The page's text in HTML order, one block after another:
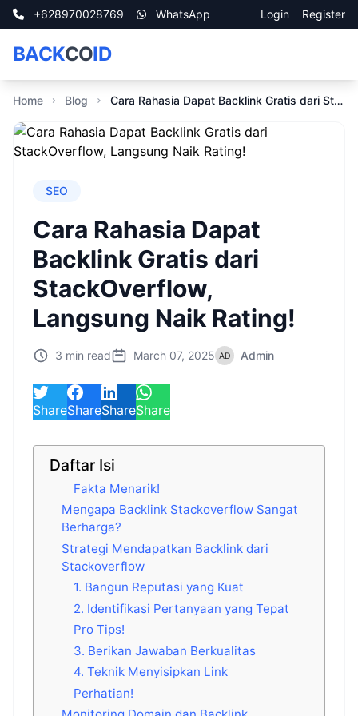
+628970028769 WhatsApp Login Register
BACKCOID
Home Blog Cara Rahasia Dapat Backlink Gratis dari StackOverflow, Langsung Naik Rating!
SEO
Cara Rahasia Dapat
Backlink Gratis dari
StackOverflow,
Langsung Naik Rating!
3 min read March 07, 2025 Admin
ShareShareShareShare
Daftar Isi
Fakta Menarik!
Mengapa Backlink Stackoverflow Sangat
Berharga?
Strategi Mendapatkan Backlink dari
Stackoverflow
1. Bangun Reputasi yang Kuat
2. Identifikasi Pertanyaan yang Tepat
Pro Tips!
3. Berikan Jawaban Berkualitas
4. Teknik Menyisipkan Link
Perhatian!